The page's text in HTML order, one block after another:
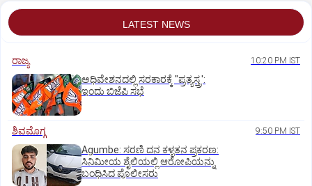
LATEST NEWS
ರಾಜ್ಯ 10:20 PM IST
ಅಧಿವೇಶನದಲ್ಲಿ ಸರಕಾರಕ್ಕೆ "ಪ್ರತ್ಯಸ್ತ್ರ':
ಇಂದು ಬಿಜೆಪಿ ಸಭೆ
ಶಿವಮೊಗ್ಗ 9:50 PM IST
Agumbe: ಸರಣಿ ದನ ಕಳ್ಳತನ ಪ್ರಕರಣ:
ಸಿನಿಮೀಯ ಶೈಲಿಯಲ್ಲಿ ಆರೋಪಿಯನ್ನು
ಬಂಧಿಸಿದ ಪೊಲೀಸರು